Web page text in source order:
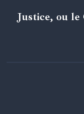
Justice, ou